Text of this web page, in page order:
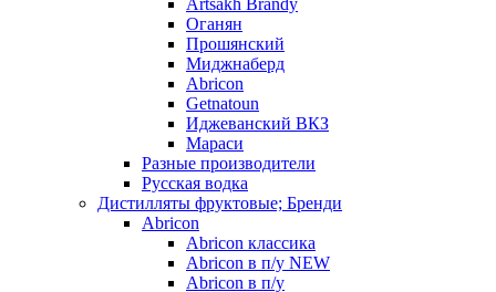
Artsakh Brandy
Оганян
Прошянский
Миджнаберд
Abricon
Getnatoun
Иджеванский ВКЗ
Мараси
Разные производители
Русская водка
Дистилляты фруктовые; Бренди
Abricon
Abricon классика
Abricon в п/у NEW
Abricon в п/у